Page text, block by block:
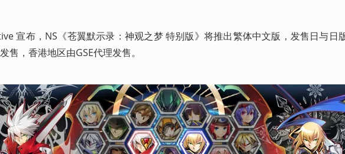
宣布，NS《苍翼默示录：神观之梦 特别版》将推出繁体中文版，发售日与日
售，香港地区由GSE代理发售。